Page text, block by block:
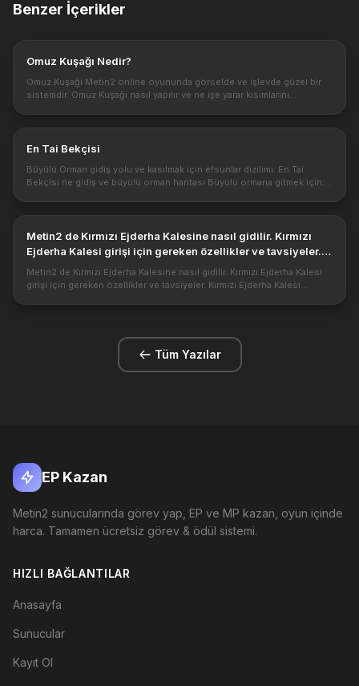
Benzer İçerikler
Omuz Kuşağı Nedir?
Omuz Kuşağı Metin2 online oyununda görselde ve işlevde güzel bir
sistemdir. Omuz Kuşağı nasıl yapılır ve ne işe yarar kısımlarını
En Tai Bekçisi
Büyülü Orman gidiş yolu ve kasılmak için efsunlar dizilimi. En Tai
Bekçisi ne gidiş ve büyülü orman haritası Büyülü ormana gitmek için:
Metin2 de Kırmızı Ejderha Kalesine nasıl gidilir. Kırmızı
Ejderha Kalesi girişi için gereken özellikler ve tavsiyeler.
Kırmızı Ejderha Kalesi tırmanış ve Razadör kesimi
Metin2 de Kırmızı Ejderha Kalesine nasıl gidilir. Kırmızı Ejderha Kalesi
girişi için gereken özellikler ve tavsiyeler. Kırmızı Ejderha Kalesi
Tüm Yazılar
EP Kazan
Metin2 sunucularında görev yap, EP ve MP kazan, oyun içinde
harca. Tamamen ücretsiz görev & ödül sistemi.
HIZLI BAĞLANTILAR
Anasayfa
Sunucular
Kayıt Ol